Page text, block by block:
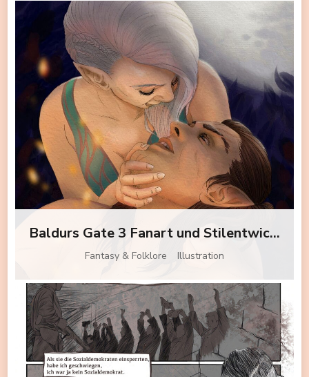
Baldurs Gate 3 Fanart und Stilentwicklung
Fantasy & Folklore Illustration